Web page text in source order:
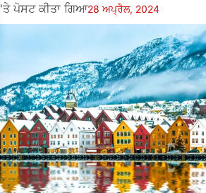
'ਤੇ ਪੋਸਟ ਕੀਤਾ ਗਿਆ28 ਅਪ੍ਰੈਲ, 2024